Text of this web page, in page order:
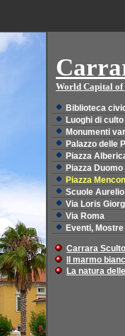
World Capital
Biblioteca
Luoghi di culto
Monumenti
Palazzo delle
Piazza
Piazza Duomo
Piazza
Scuole
Via Loris
Via Roma
Eventi,
Carrara
Il marmo
La natura